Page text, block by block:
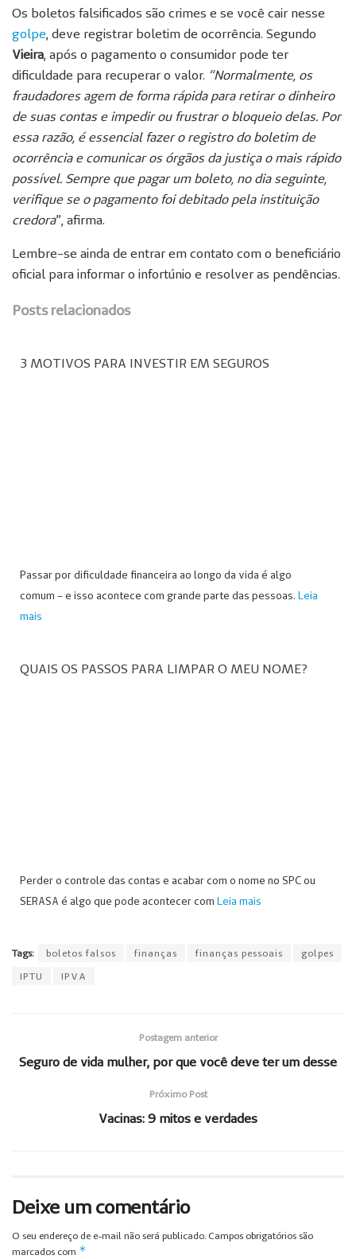
Os boletos falsificados são crimes e se você cair nesse
golpe, deve registrar boletim de ocorrência. Segundo
Vieira, após o pagamento o consumidor pode ter
dificuldade para recuperar o valor. “Normalmente, os
fraudadores agem de forma rápida para retirar o dinheiro
de suas contas e impedir ou frustrar o bloqueio delas. Por
essa razão, é essencial fazer o registro do boletim de
ocorrência e comunicar os órgãos da justiça o mais rápido
possível. Sempre que pagar um boleto, no dia seguinte,
verifique se o pagamento foi debitado pela instituição
credora”, afirma.
Lembre-se ainda de entrar em contato com o beneficiário
oficial para informar o infortúnio e resolver as pendências.
Posts relacionados
3 MOTIVOS PARA INVESTIR EM SEGUROS
Passar por dificuldade financeira ao longo da vida é algo
comum – e isso acontece com grande parte das pessoas. Leia
mais
QUAIS OS PASSOS PARA LIMPAR O MEU NOME?
Perder o controle das contas e acabar com o nome no SPC ou
SERASA é algo que pode acontecer com Leia mais
Tags: boletos falsos finanças finanças pessoais
golpes
IPTU
IPVA
Postagem anterior
Seguro de vida mulher, por que você deve ter um desse
Próximo Post
Vacinas: 9 mitos e verdades
Deixe um comentário
O seu endereço de e-mail não será publicado. Campos obrigatórios são
marcados com *